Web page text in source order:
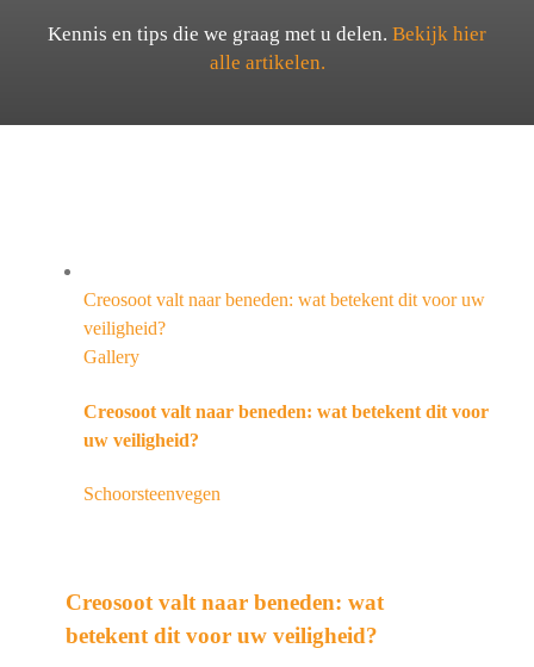
Kennis en tips die we graag met u delen. Bekijk hier
alle artikelen.
Creosoot valt naar beneden: wat betekent dit voor uw
veiligheid?
Gallery
Creosoot valt naar beneden: wat betekent dit voor
uw veiligheid?
Schoorsteenvegen
Creosoot valt naar beneden: wat
betekent dit voor uw veiligheid?